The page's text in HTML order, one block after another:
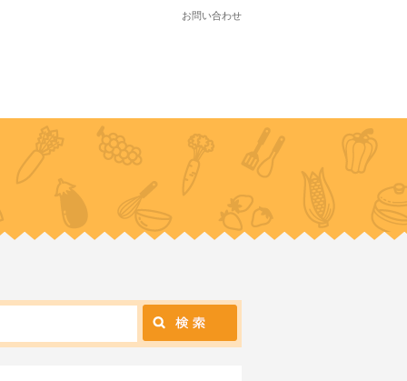
お問い合わせ